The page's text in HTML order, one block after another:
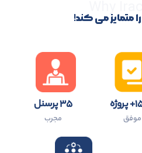
متمایز می کند!
موفق
۳۵ پرسنل
مجرب